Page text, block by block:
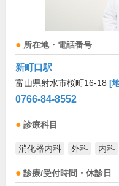
所在地・電話番号
新町口駅
富山県射水市桜町16-18 [
0766-84-8552
診療科目
消化器内科 外科 内科
診療/受付時間・休診日